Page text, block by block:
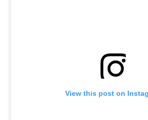
View this post on